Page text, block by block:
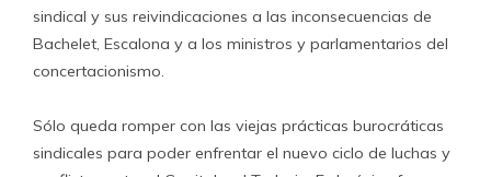
sindical y sus reivindicaciones a las inconsecuencias de
Bachelet, Escalona y a los ministros y parlamentarios del
concertacionismo.
Sólo queda romper con las viejas prácticas burocráticas
sindicales para poder enfrentar el nuevo ciclo de luchas y